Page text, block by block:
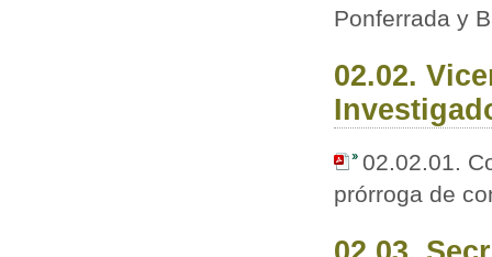
Ponferrada y
02.02.
02.02.01.
prórroga de